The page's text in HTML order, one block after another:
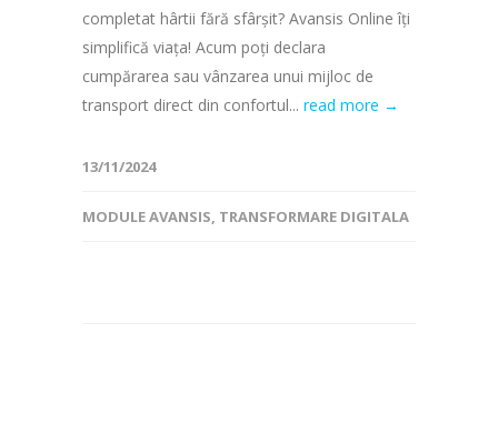
completat hârtii fără sfârșit? Avansis Online îți
simplifică viața! Acum poți declara
cumpărarea sau vânzarea unui mijloc de
transport direct din confortul... read more →
13/11/2024
MODULE AVANSIS, TRANSFORMARE DIGITALA